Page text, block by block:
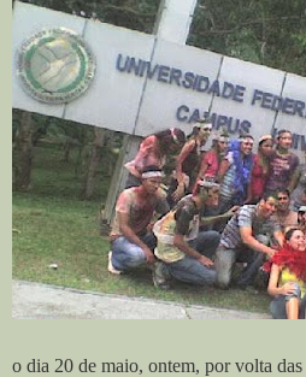
o dia 20 de maio, ontem, por volta das